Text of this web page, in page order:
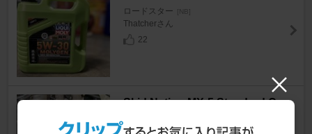
ロードスター [NB]
Thatcherさん
22
Skid Nation MX-5 Standard C
oolant Reroute Kit